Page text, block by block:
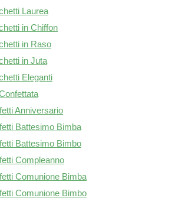
Laurea
in Chiffon
in Raso
in Juta
Eleganti
Anniversario
Battesimo Bimba
Battesimo Bimbo
Compleanno
Comunione Bimba
Comunione Bimbo